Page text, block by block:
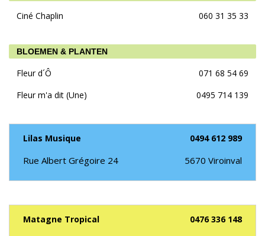
Ciné Chaplin 060 31 35 33
BLOEMEN & PLANTEN
Fleur d´Ô
071 68 54 69
Fleur m'a dit (Une)
0495 714 139
Lilas Musique 0494 612 989
Rue Albert Grégoire 24 5670 Viroinval
Matagne Tropical 0476 336 148